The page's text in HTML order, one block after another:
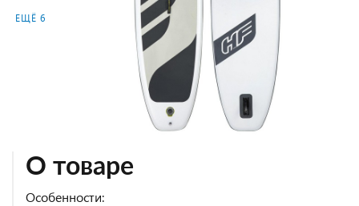
ЕЩЁ 6
О товаре
Особенности: